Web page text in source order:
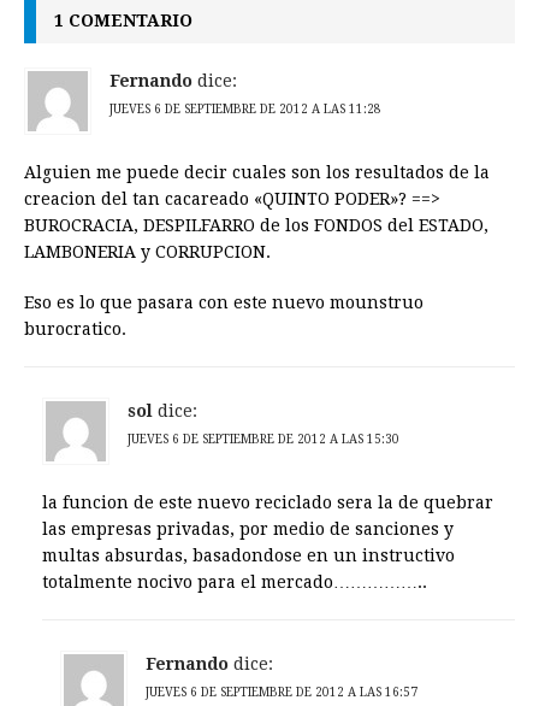
1 COMENTARIO
Fernando dice:
JUEVES 6 DE SEPTIEMBRE DE 2012 A LAS 11:28
Alguien me puede decir cuales son los resultados de la
creacion del tan cacareado «QUINTO PODER»? ==>
BUROCRACIA, DESPILFARRO de los FONDOS del ESTADO,
LAMBONERIA y CORRUPCION.
Eso es lo que pasara con este nuevo mounstruo
burocratico.
sol dice:
JUEVES 6 DE SEPTIEMBRE DE 2012 A LAS 15:30
la funcion de este nuevo reciclado sera la de quebrar
las empresas privadas, por medio de sanciones y
multas absurdas, basadondose en un instructivo
totalmente nocivo para el mercado……………..
Fernando dice:
JUEVES 6 DE SEPTIEMBRE DE 2012 A LAS 16:57